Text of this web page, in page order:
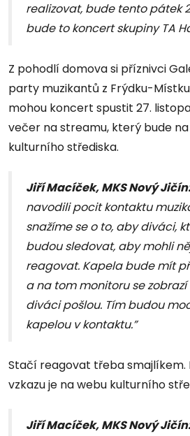
realizovat, bude tento pátek
bude to koncert skupiny TA
Z pohodlí domova si příznivci
party muzikantů z Frýdku-
mohou koncert spustit 27.
večer na streamu, který bude
kulturního střediska.
Jiří Macíček, MKS Nový
navodili pocit kontaktu
snažíme se o to, aby diváci,
budou sledovat, aby mohli
reagovat. Kapela bude mít
a na tom monitoru se zobrazí
diváci pošlou. Tím budou
kapelou v kontaktu.”
Stačí reagovat třeba
vzkazu je na webu kulturního
Jiří Macíček, MKS Nový